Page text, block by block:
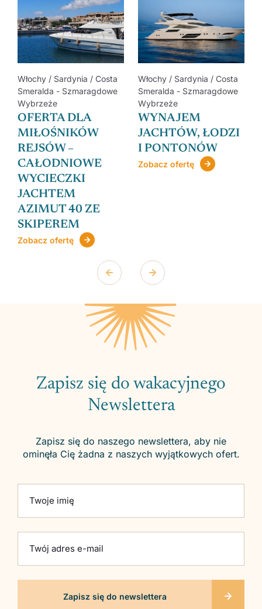
Włochy / Sardynia / Costa
Smeralda - Szmaragdowe
Wybrzeże
OFERTA DLA
MIŁOŚNIKÓW
REJSÓW –
CAŁODNIOWE
WYCIECZKI
JACHTEM
AZIMUT 40 ZE
SKIPEREM
Zobacz ofertę
Włochy / Sardynia / Costa
Smeralda - Szmaragdowe
Wybrzeże
WYNAJEM
JACHTÓW, ŁODZI
I PONTONÓW
Zobacz ofertę
Zapisz się do wakacyjnego
Newslettera
Zapisz się do naszego newslettera, aby nie
ominęła Cię żadna z naszych wyjątkowych ofert.
Twoje imię
Twój adres e-mail